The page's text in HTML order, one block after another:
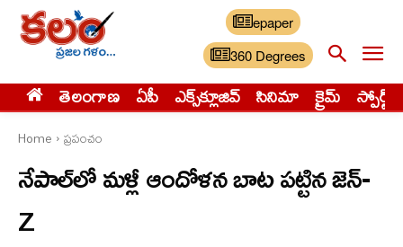
epaper
360 Degrees
తెలంగాణ ఏపీ ఎక్స్‌క్లూజివ్‌ సినిమా క్రైమ్ స్పోర్ట్స్
Home ప్రపంచం
నేపాల్‌లో మళ్లీ ఆందోళన బాట పట్టిన జెన్‌-
Z